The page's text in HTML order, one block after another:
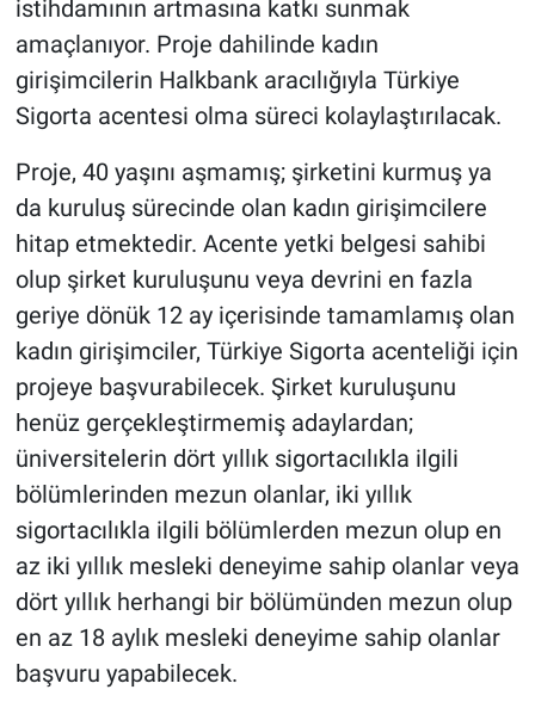
istihdamının artmasına katkı sunmak
amaçlanıyor. Proje dahilinde kadın
girişimcilerin Halkbank aracılığıyla Türkiye
Sigorta acentesi olma süreci kolaylaştırılacak.
Proje, 40 yaşını aşmamış; şirketini kurmuş ya
da kuruluş sürecinde olan kadın girişimcilere
hitap etmektedir. Acente yetki belgesi sahibi
olup şirket kuruluşunu veya devrini en fazla
geriye dönük 12 ay içerisinde tamamlamış olan
kadın girişimciler, Türkiye Sigorta acenteliği için
projeye başvurabilecek. Şirket kuruluşunu
henüz gerçekleştirmemiş adaylardan;
üniversitelerin dört yıllık sigortacılıkla ilgili
bölümlerinden mezun olanlar, iki yıllık
sigortacılıkla ilgili bölümlerden mezun olup en
az iki yıllık mesleki deneyime sahip olanlar veya
dört yıllık herhangi bir bölümünden mezun olup
en az 18 aylık mesleki deneyime sahip olanlar
başvuru yapabilecek.